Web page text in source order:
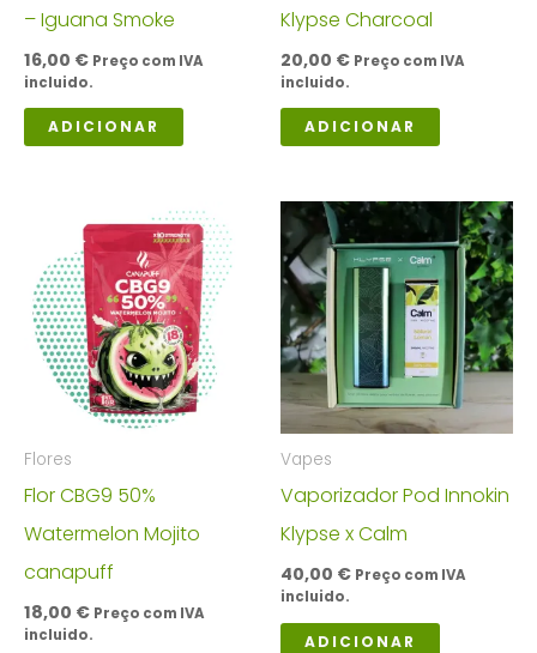
– Iguana Smoke
16,00 € Preço com IVA
incluido.
ADICIONAR
Klypse Charcoal
20,00 € Preço com IVA
incluido.
ADICIONAR
Flores
Flor CBG9 50%
Watermelon Mojito
canapuff
18,00 € Preço com IVA
incluido.
Vapes
Vaporizador Pod Innokin
Klypse x Calm
40,00 € Preço com IVA
incluido.
ADICIONAR